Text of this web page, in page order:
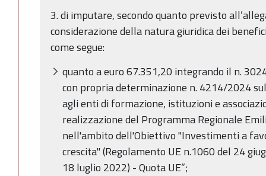
3. di imputare, secondo quanto previsto
considerazione della natura giuridica dei
come segue:
quanto a euro 67.351,20 integrando il n.
con propria determinazione n. 4214/2024
agli enti di formazione, istituzioni e
realizzazione del Programma Regionale
nell'ambito dell'Obiettivo "Investimenti a
crescita" (Regolamento UE n.1060 del 24
18 luglio 2022) - Quota UE”;